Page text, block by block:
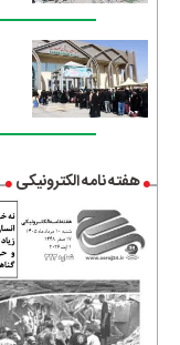
هفته نامه الکترونیکی